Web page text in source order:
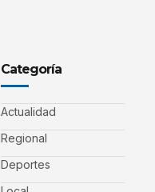
Categoría
Actualidad
Regional
Deportes